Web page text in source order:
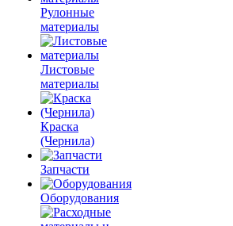
Рулонные
материалы
Листовые
материалы
Краска
(Чернила)
Запчасти
Оборудования